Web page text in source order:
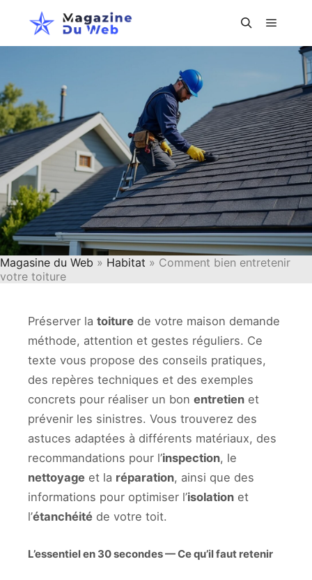
Magasine du Web » Habitat » Comment bien entretenir
votre toiture
Préserver la toiture de votre maison demande
méthode, attention et gestes réguliers. Ce
texte vous propose des conseils pratiques,
des repères techniques et des exemples
concrets pour réaliser un bon entretien et
prévenir les sinistres. Vous trouverez des
astuces adaptées à différents matériaux, des
recommandations pour l’inspection, le
nettoyage et la réparation, ainsi que des
informations pour optimiser l’isolation et
l’étanchéité de votre toit.
L’essentiel en 30 secondes — Ce qu’il faut retenir